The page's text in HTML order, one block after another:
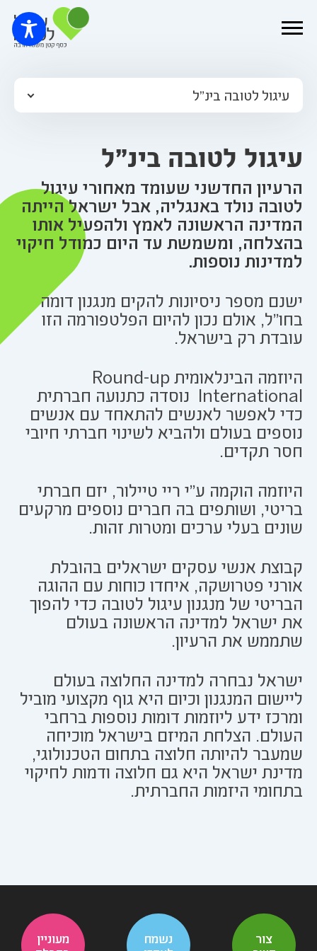
עיגול לטובה בינ"ל
עיגול לטובה בינ"ל
הרעיון החדשני שעומד מאחורי עיגול
לטובה נולד באנגליה, אבל ישראל הייתה
המדינה הראשונה לאמץ ולהפעיל אותו
בהצלחה, ומשמשת עד היום כמודל חיקוי
למדינות נוספות.
ישנם מספר ניסיונות להקים מנגנון דומה
בחו"ל, אולם נכון להיום הפלטפורמה הזו
עובדת רק בישראל.
היוזמה הבינלאומית Round-up
International נוסדה כתנועה חברתית
כדי לאפשר לאנשים להתאחד עם אנשים
נוספים בעולם ולהביא לשינוי חברתי חיובי
חסר תקדים.
היוזמה הוקמה ע"י ריי טיילור, יזם חברתי
בריטי, ושותפים בה חברים נוספים מרקעים
שונים בעלי ערכים ומטרות זהות.
קבוצת אנשי עסקים ישראלים בהובלת
אורני פטרושקה, איחדו כוחות עם ההוגה
הבריטי של מנגנון עיגול לטובה כדי להפוך
את ישראל למדינה הראשונה בעולם
שתממש את הרעיון.
ישראל נבחרה למדינה החלוצה בעולם
ליישום המנגנון וכיום היא גוף מקצועי מוביל
ומרכז ידע ליוזמות דומות נוספות ברחבי
העולם. הצלחת המיזם בישראל מוכיחה
שמעבר להיותה חלוצה בתחום הטכנולוגי,
מדינת ישראל היא גם חלוצה ודמות לחיקוי
בתחומי היזמות החברתית.
צור
נשמח
מעוניין